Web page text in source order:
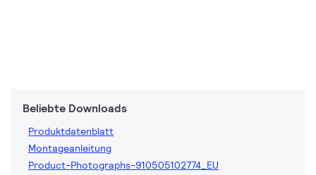
Beliebte Downloads
Produktdatenblatt
Montageanleitung
Product-Photographs-910505102774_EU